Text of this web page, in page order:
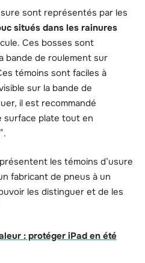
sont représentés par les
situés dans les rainures
Ces bosses sont
bande de roulement sur
témoins sont faciles à
sur la bande de
il est recommandé
surface plate tout en
les témoins d’usure
fabricant de pneus à un
les distinguer et de les
: protéger iPad en été